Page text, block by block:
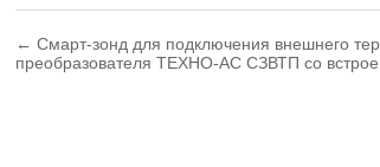
← Смарт-зонд для подключения внешнего
преобразователя ТЕХНО-АС СЗВТП со